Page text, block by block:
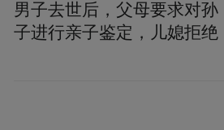
男子去世后，父母要求对孙
子进行亲子鉴定，儿媳拒绝